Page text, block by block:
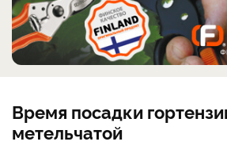
Время посадки
метельчатой